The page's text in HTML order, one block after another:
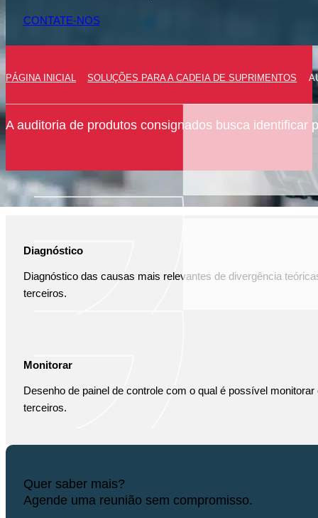
CONTATE-NOS
PÁGINA INICIAL SOLUÇÕES PARA A CADEIA DE SUPRIMENTOS
A auditoria de produtos consignados busca
COMO PODEMOS TE AJUDAR COM
Diagnóstico
Diagnóstico das causas mais relevantes de divergência
terceiros.
Monitorar
Desenho de painel de controle com o qual é possível
terceiros.
Quer saber mais?
Agende uma reunião sem compromisso.